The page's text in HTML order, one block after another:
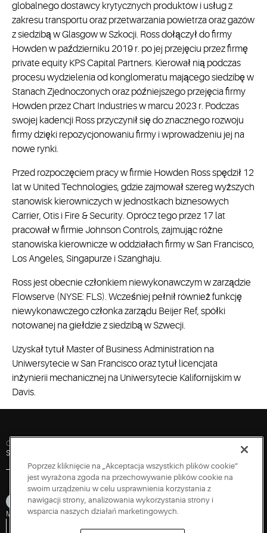
globalnego dostawcy krytycznych produktów i usług z
zakresu transportu oraz przetwarzania powietrza oraz gazów
z siedzibą w Glasgow w Szkocji. Ross dołączył do firmy
Howden w październiku 2019 r. po jej przejęciu przez firmę
private equity KPS Capital Partners. Kierował nią podczas
procesu wydzielenia od konglomeratu mającego siedzibę w
Stanach Zjednoczonych oraz późniejszego przejęcia firmy
Howden przez Chart Industries w marcu 2023 r. Podczas
swojej kadencji Ross przyczynił się do znacznego rozwoju
firmy dzięki repozycjonowaniu firmy i wprowadzeniu jej na
nowe rynki.
Przed rozpoczęciem pracy w firmie Howden Ross spędził 12
lat w United Technologies, gdzie zajmował szereg wyższych
stanowisk kierowniczych w jednostkach biznesowych
Carrier, Otis i Fire & Security. Oprócz tego przez 17 lat
pracował w firmie Johnson Controls, zajmując różne
stanowiska kierownicze w oddziałach firmy w San Francisco,
Los Angeles, Singapurze i Szanghaju.
Ross jest obecnie członkiem niewykonawczym w zarządzie
Flowserve (NYSE: FLS). Wcześniej pełnił również funkcję
niewykonawczego członka zarządu Beijer Ref, spółki
notowanej na giełdzie z siedzibą w Szwecji.
Uzyskał tytuł Master of Business Administration na
Uniwersytecie w San Francisco oraz tytuł licencjata
inżynierii mechanicznej na Uniwersytecie Kalifornijskim w
Davis.
Quick Links
Skontaktuj się z nami
Mapa serwisu Prywatność Warunki korzystania Cookies
Poprzez kliknięcie na „Akceptacja wszystkich plików cookie”
jest wyrażona zgoda na przechowywanie plików cookie na
swoim urządzeniu w celu usprawnienia korzystania z
nawigacji strony, analizowania wykorzystania strony i
wsparcia naszych działań marketingowych.